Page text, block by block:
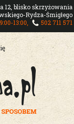
12, blisko skrzyżowania
Rydza-Śmigłego
13:00,
502 711 571